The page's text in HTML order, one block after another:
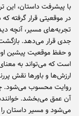
با پیشرفت داستان، این
در موقعیتی قرار گرفته
تجربه‌های مسیر، آنچه
جدی قرار می‌دهد. بازگشت
و حفظ موقعیت پیشین
است که می‌تواند به
ارزش‌ها و باورها نقش
روایت محسوب می‌شود.
آن عمق می‌بخشد.
می‌شود و مسیر داستان